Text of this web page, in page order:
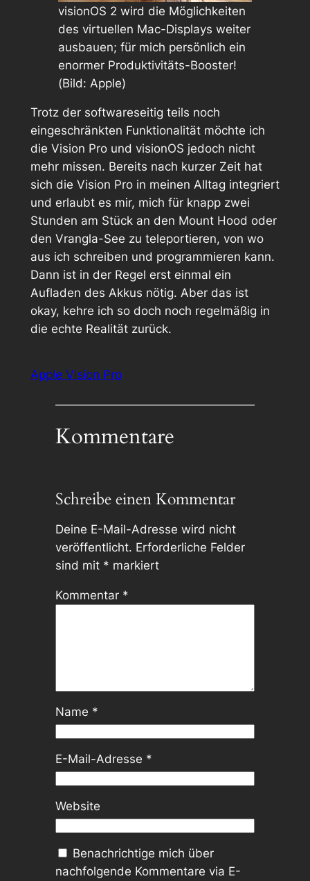
visionOS 2 wird die Möglichkeiten
des virtuellen Mac-Displays weiter
ausbauen; für mich persönlich ein
enormer Produktivitäts-Booster!
(Bild: Apple)
Trotz der softwareseitig teils noch
eingeschränkten Funktionalität möchte ich
die Vision Pro und visionOS jedoch nicht
mehr missen. Bereits nach kurzer Zeit hat
sich die Vision Pro in meinen Alltag integriert
und erlaubt es mir, mich für knapp zwei
Stunden am Stück an den Mount Hood oder
den Vrangla-See zu teleportieren, von wo
aus ich schreiben und programmieren kann.
Dann ist in der Regel erst einmal ein
Aufladen des Akkus nötig. Aber das ist
okay, kehre ich so doch noch regelmäßig in
die echte Realität zurück.
Apple Vision Pro
Kommentare
Schreibe einen Kommentar
Deine E-Mail-Adresse wird nicht
veröffentlicht. Erforderliche Felder
sind mit * markiert
Kommentar *
Name *
E-Mail-Adresse *
Website
Benachrichtige mich über
nachfolgende Kommentare via E-